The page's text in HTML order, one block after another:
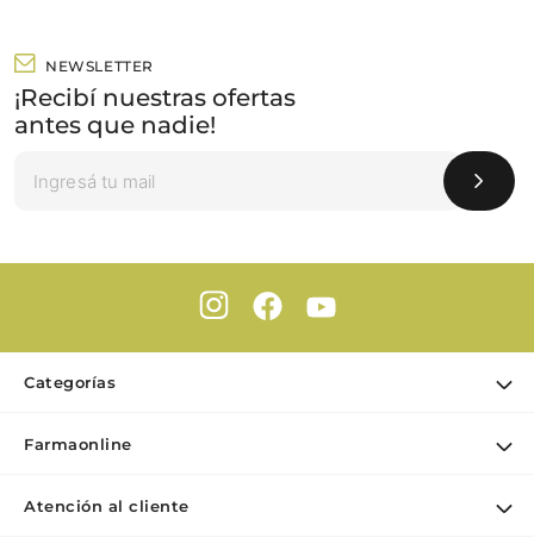
NEWSLETTER
¡Recibí nuestras ofertas
antes que nadie!
Categorías
Dermocosmética
Farmaonline
Atención al cliente